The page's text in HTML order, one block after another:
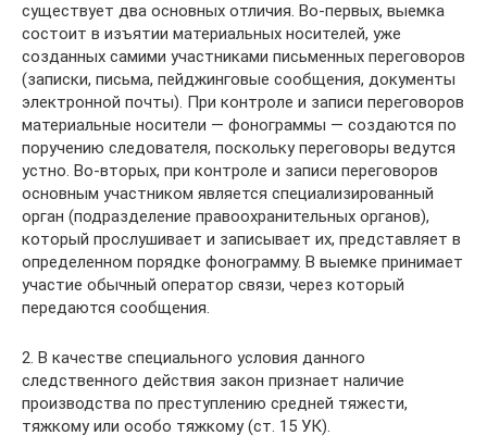
существует два основных отличия. Во-первых, выемка
состоит в изъятии материальных носителей, уже
созданных самими участниками письменных переговоров
(записки, письма, пейджинговые сообщения, документы
электронной почты). При контроле и записи переговоров
материальные носители — фонограммы — создаются по
поручению следователя, поскольку переговоры ведутся
устно. Во-вторых, при контроле и записи переговоров
основным участником является специализированный
орган (подразделение правоохранительных органов),
который прослушивает и записывает их, представляет в
определенном порядке фонограмму. В выемке принимает
участие обычный оператор связи, через который
передаются сообщения.
2. В качестве специального условия данного
следственного действия закон признает наличие
производства по преступлению средней тяжести,
тяжкому или особо тяжкому (ст. 15 УК).